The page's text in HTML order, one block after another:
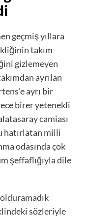
geçmiş yıllara
takım
gizlemeyen
ayrılan
ayrı bir
birer yetenekli
camiası
hatırlatan milli
odasında çok
şeffaflığıyla dile
sözleriyle